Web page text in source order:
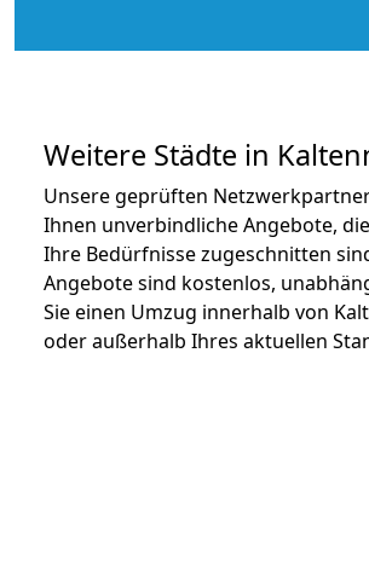
Weitere Städte in
Unsere geprüften
Ihnen unverbindliche Angebote,
Ihre Bedürfnisse zugeschnitten
Angebote sind kostenlos,
Sie einen Umzug innerhalb von
oder außerhalb Ihres aktuellen